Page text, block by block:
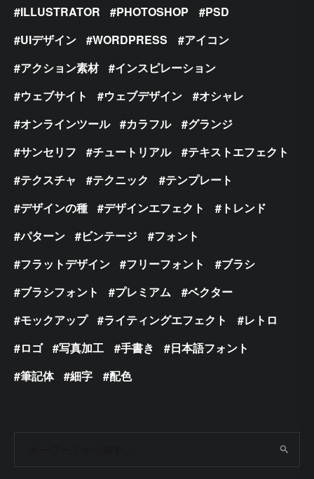
ILLUSTRATOR
PHOTOSHOP
PSD
UIデザイン
WORDPRESS
アイコン
アクション素材
インスピレーション
ウェブサイト
ウェブデザイン
オシャレ
オンラインツール
カラフル
グランジ
サンセリフ
チュートリアル
テキストエフェクト
テクスチャ
テクニック
テンプレート
デザインの種
デザインエフェクト
トレンド
パターン
ビンテージ
フォント
フラットデザイン
フリーフォント
ブラシ
ブラシフォント
プレミアム
ベクター
モックアップ
ライティングエフェクト
レトロ
ロゴ
写真加工 手書き
日本語フォント
筆記体
細字 配色